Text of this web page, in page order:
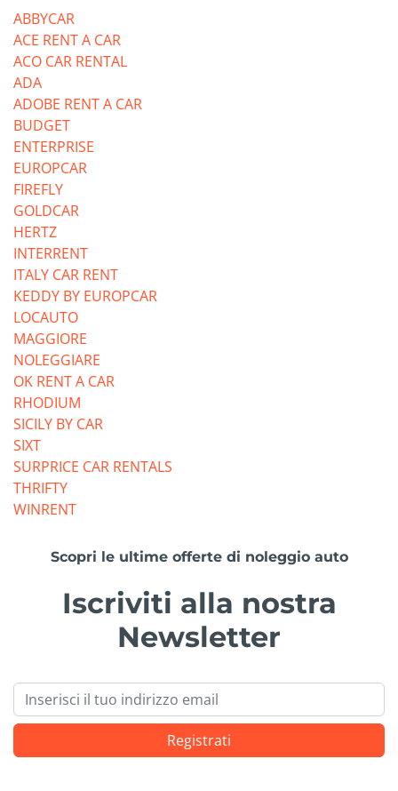
ABBYCAR
ACE RENT A CAR
ACO CAR RENTAL
ADA
ADOBE RENT A CAR
BUDGET
ENTERPRISE
EUROPCAR
FIREFLY
GOLDCAR
HERTZ
INTERRENT
ITALY CAR RENT
KEDDY BY EUROPCAR
LOCAUTO
MAGGIORE
NOLEGGIARE
OK RENT A CAR
RHODIUM
SICILY BY CAR
SIXT
SURPRICE CAR RENTALS
THRIFTY
WINRENT
Scopri le ultime offerte di noleggio auto
Iscriviti alla nostra
Newsletter
Email
Registrati